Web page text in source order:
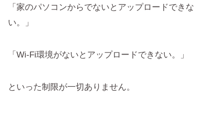
「家のパソコンからでないとアップロードできな
い。」
「Wi-Fi環境がないとアップロードできない。」
といった制限が一切ありません。